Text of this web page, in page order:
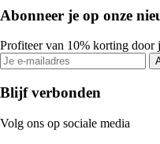
Abonneer je op onze
Profiteer van 10% korting door
Blijf verbonden
Volg ons op sociale media